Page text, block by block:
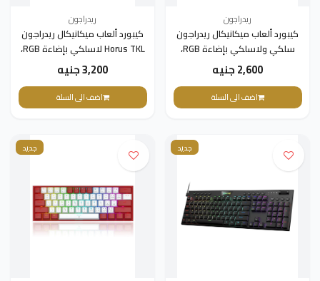
ريدراجون
كيبورد ألعاب ميكانيكال ريدراجون
سلكي ولاسلكي بإضاءة RGB،
اسود - K624P-KBS
2,600 جنيه
اضف الى السلة
ريدراجون
كيبورد ألعاب ميكانيكال ريدراجون
Horus TKL لاسلكي بإضاءة RGB،
اسود - K621
3,200 جنيه
اضف الى السلة
جديد جديد